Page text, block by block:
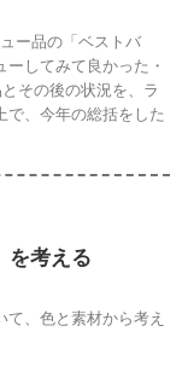
ー品の「ベストバ
してみて良かった・
その後の状況を、ラ
で、今年の総括をした
を考える
、色と素材から考え